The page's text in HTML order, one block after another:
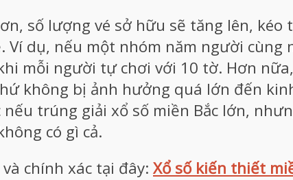
số lượng vé sở hữu sẽ tăng lên, kéo
dụ, nếu một nhóm năm người cùng
mỗi người tự chơi với 10 tờ. Hơn
không bị ảnh hưởng quá lớn đến
trúng giải xổ số miền Bắc lớn,
có gì cả.
chính xác tại đây: Xổ số kiến thiết